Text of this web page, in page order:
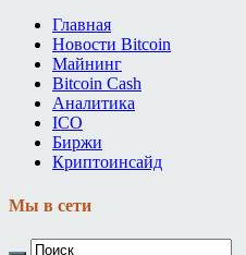
Главная
Новости Bitcoin
Майнинг
Bitcoin Cash
Аналитика
ICO
Биржи
Криптоинсайд
Мы в сети